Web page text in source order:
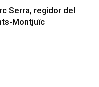
Serra, regidor del
Montjuïc